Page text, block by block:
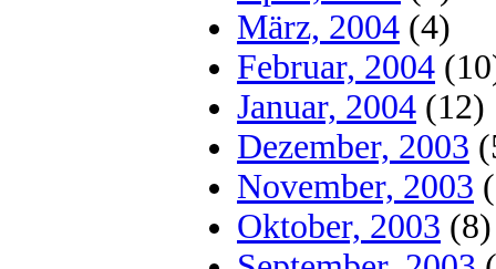
März, 2004 (4)
Februar, 2004
Januar, 2004 (12)
Dezember, 2003
November, 2003
Oktober, 2003 (8)